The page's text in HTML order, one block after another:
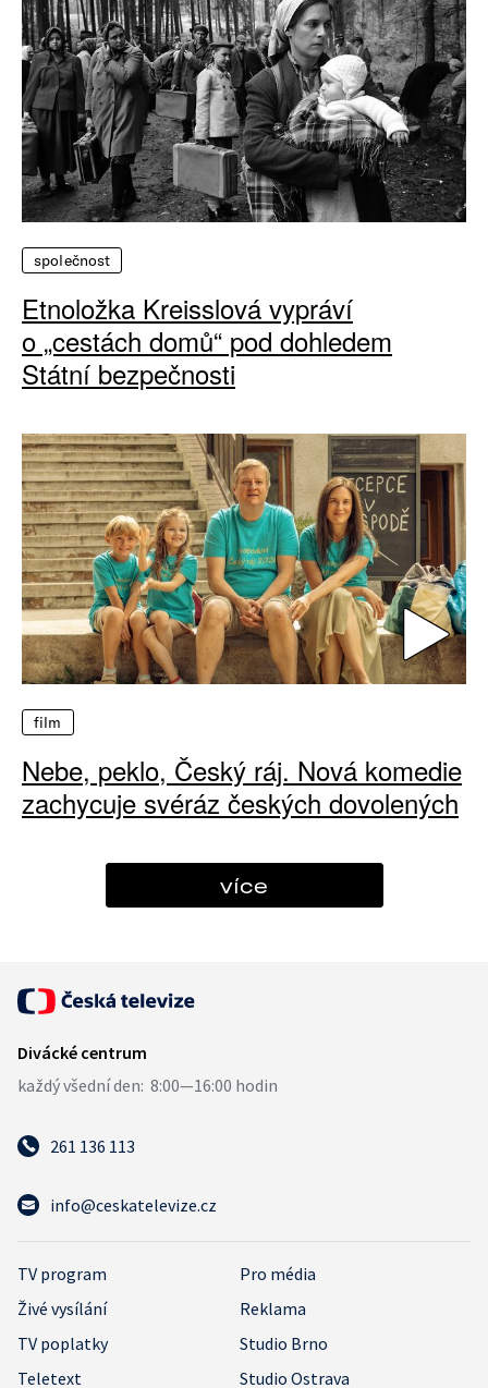
společnost
Etnoložka Kreisslová vypráví
o „cestách domů“ pod dohledem
Státní bezpečnosti
film
Nebe, peklo, Český ráj. Nová komedie
zachycuje svéráz českých dovolených
více
261 136 113
info@ceskatelevize.cz
TV program
Pro média
Živé vysílání
Reklama
TV poplatky
Studio Brno
Teletext
Studio Ostrava